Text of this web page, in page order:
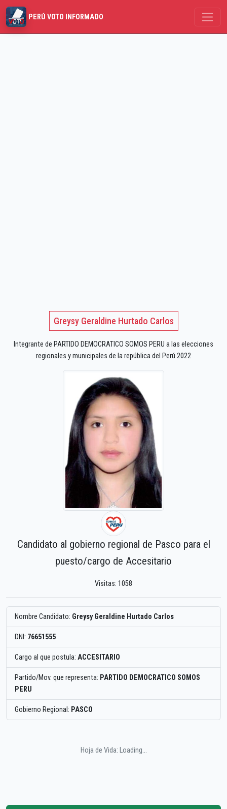
PERÚ VOTO INFORMADO
Greysy Geraldine Hurtado Carlos
Integrante de PARTIDO DEMOCRATICO SOMOS PERU a las elecciones
regionales y municipales de la república del Perú 2022
Candidato al gobierno regional de Pasco para el
puesto/cargo de Accesitario
Visitas: 1058
Nombre Candidato: Greysy Geraldine Hurtado Carlos
DNI: 76651555
Cargo al que postula: ACCESITARIO
Partido/Mov. que representa: PARTIDO DEMOCRATICO SOMOS
PERU
Gobierno Regional: PASCO
Hoja de Vida: Loading...